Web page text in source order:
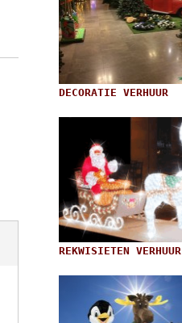
DECORATIE VERHUUR
REKWISIETEN VERHUUR